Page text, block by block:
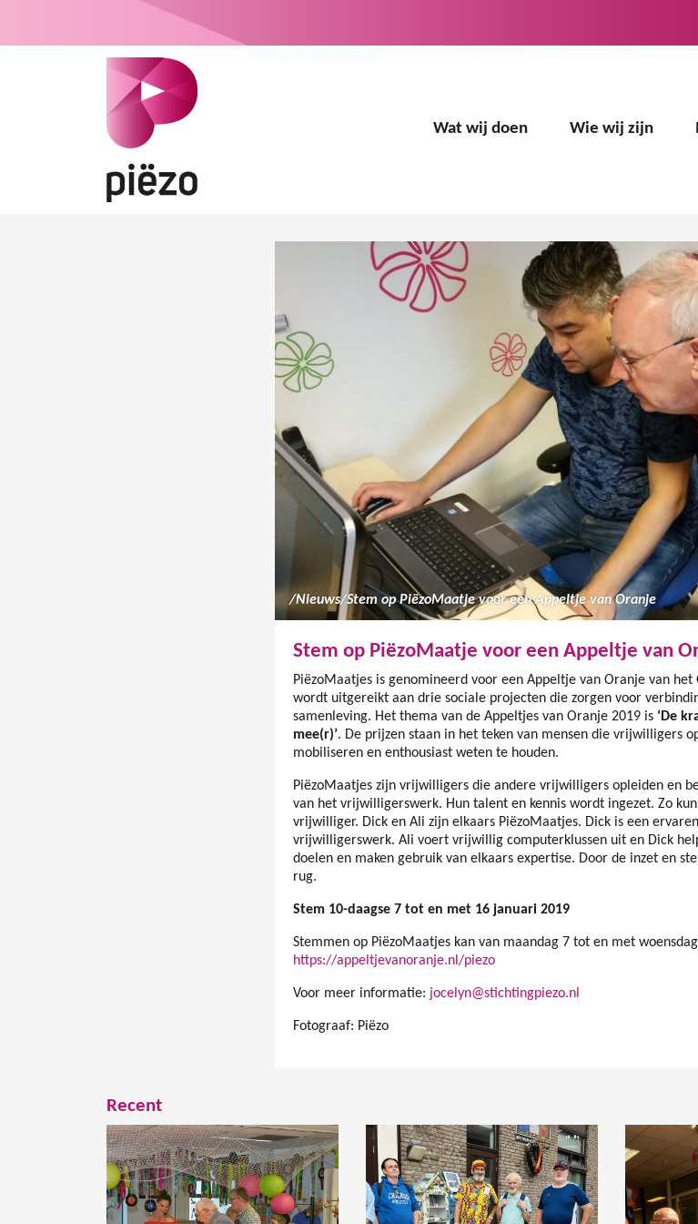
Wat wij doen Wie wij zijn
/Nieuws/Stem op PiëzoMaatje voor een Appeltje van Oranje
Stem op PiëzoMaatje voor een Appeltje van
PiëzoMaatjes is genomineerd voor een Appeltje van Oranje van
wordt uitgereikt aan drie sociale projecten die zorgen voor
samenleving. Het thema van de Appeltjes van Oranje 2019 is ‘De
mee(r)’. De prijzen staan in het teken van mensen die vrijwilligers
mobiliseren en enthousiast weten te houden.
PiëzoMaatjes zijn vrijwilligers die andere vrijwilligers opleiden en
van het vrijwilligerswerk. Hun talent en kennis wordt ingezet. Zo
vrijwilliger. Dick en Ali zijn elkaars PiëzoMaatjes. Dick is een
vrijwilligerswerk. Ali voert vrijwillig computerklussen uit en Dick
doelen en maken gebruik van elkaars expertise. Door de inzet en
rug.
Stem 10-daagse 7 tot en met 16 januari 2019
Stemmen op PiëzoMaatjes kan van maandag 7 tot en met
https://appeltjevanoranje.nl/piezo
Voor meer informatie: jocelyn@stichtingpiezo.nl
Fotograaf: Piëzo
Recent